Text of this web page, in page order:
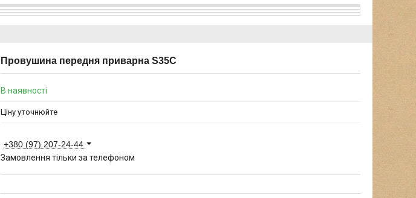
Провушина передня приварна S35C
В наявності
Ціну уточнюйте
+380 (97) 207-24-44
Замовлення тільки за телефоном